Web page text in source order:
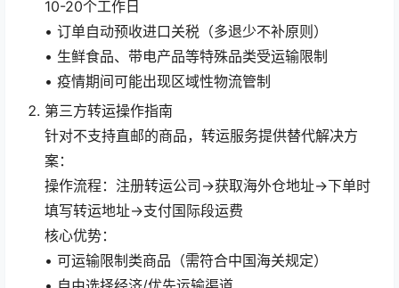
10-20个工作日
• 订单自动预收进口关税（多退少不补原则）
• 生鲜食品、带电产品等特殊品类受运输限制
• 疫情期间可能出现区域性物流管制
第三方转运操作指南
针对不支持直邮的商品，转运服务提供替代解决方
案：
操作流程：注册转运公司→获取海外仓地址→下单时
填写转运地址→支付国际段运费
核心优势：
• 可运输限制类商品（需符合中国海关规定）